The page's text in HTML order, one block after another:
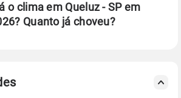
o clima em Queluz - SP em
Quanto já choveu?